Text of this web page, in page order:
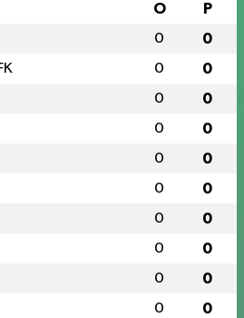
O P
0 0
0 0
0 0
0 0
0 0
0 0
0 0
0 0
0 0
0 0